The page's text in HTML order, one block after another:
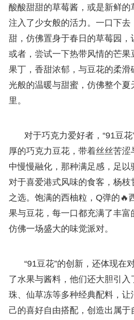
酸酸甜甜的草莓酱，或是新鲜的
注入了少女般的活力。一口下去
甜，仿佛置身于春日的草莓园，
或者，尝试一下热带风情的芒果
果丁，香甜浓郁，与豆花的柔滑
光般的温暖与甜蜜，仿佛整个夏
里。
对于巧克力爱好者，“91豆
厚的巧克力豆花，带着丝丝苦涩
中慢慢融化，那种满足感，足以
对于喜爱港式风味的食客，杨枝
之选。饱满的西柚粒，Q弹的🔥
果与豆花，每一口都充满了丰富
仿佛一场盛大的味觉派对。
“91豆花”的创新，还体现在
了水果与酱料，他们还大胆引入
珠、仙草冻等多种经典配料，让
己的喜好自由搭配，创造出属于